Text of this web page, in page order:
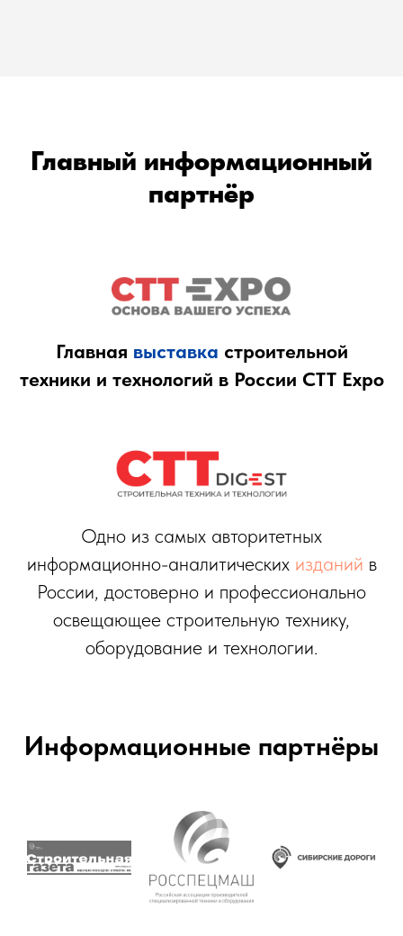
Главный информационный
партнёр
Главная выставка строительной
техники и технологий в России CTT Expo
Одно из самых авторитетных
информационно-аналитических изданий в
России, достоверно и профессионально
освещающее строительную технику,
оборудование и технологии.
Информационные партнёры